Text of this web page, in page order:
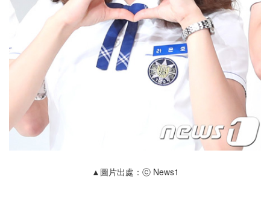
▲圖片出處：ⓒ News1